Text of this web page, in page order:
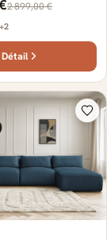
2 899,00 €
+2
Détail